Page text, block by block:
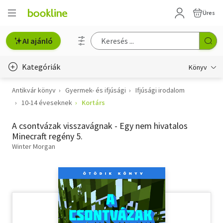
Üres
AI ajánló
Kategóriák Könyv
Életmód, egészség
Gyermek- és ifjúsági
Antikvár könyv Gyermek- és ifjúsági
Ifjúsági irodalom
10-14 éveseknek
Kortárs
A csontvázak visszavágnak - Egy nem hivatalos
Minecraft regény 5.
Winter Morgan